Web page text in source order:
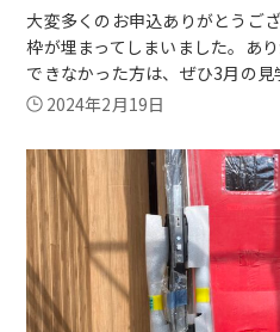
大変多くのお申込ありがとうご
枠が埋まってしまいました。あ
できなかった方は、ぜひ3月の
2024年2月19日